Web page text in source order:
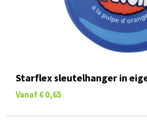
Starflex sleutelhanger in
Vanaf € 0,65